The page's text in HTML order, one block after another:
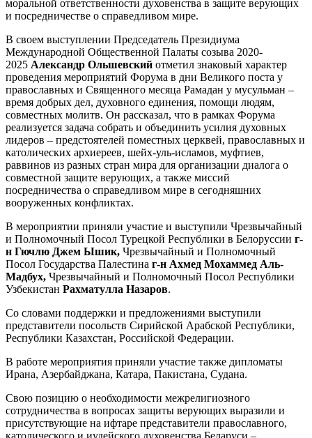
моральной ответственности духовенства в защите верующих
и посредничестве о справедливом мире.
В своем выступлении Председатель Президиума
Международной Общественной Палаты созыва 2020-
2025 Александр Ольшевский отметил знаковый характер
проведения мероприятий Форума в дни Великого поста у
православных и Священного месяца Рамадан у мусульман –
время добрых дел, духовного единения, помощи людям,
совместных молитв. Он рассказал, что в рамках Форума
реализуется задача собрать и объединить усилия духовных
лидеров – предстоятелей поместных церквей, православных и
католических архиереев, шейх-уль-исламов, муфтиев,
раввинов из разных стран мира для организации диалога о
совместной защите верующих, а также миссий
посредничества о справедливом мире в сегодняшних
вооруженных конфликтах.
В мероприятии приняли участие и выступили Чрезвычайный
и Полномочный Посол Турецкой Республики в Белоруссии г-
н Гючлю Джем Ышик, Чрезвычайный и Полномочный
Посол Государства Палестина г-н Ахмед Мохаммед Аль-
Мадбух, Чрезвычайный и Полномочный Посол Республики
Узбекистан Рахматулла Назаров.
Со словами поддержки и предложениями выступили
представители посольств Сирийской Арабской Республики,
Республики Казахстан, Российской Федерации.
В работе мероприятия приняли участие также дипломаты
Ирана, Азербайджана, Катара, Пакистана, Судана.
Свою позицию о необходимости межрелигиозного
сотрудничества в вопросах защиты верующих выразили и
присутствующие на ифтаре представители православного,
католического и иудейского духовенства Беларуси –